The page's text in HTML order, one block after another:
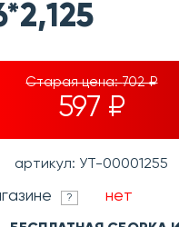
Старая цена:702 ₽
597 ₽
артикул: УТ-00001255
? нет